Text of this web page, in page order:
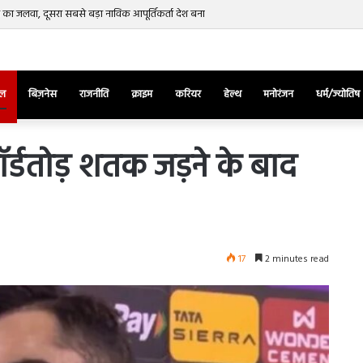
का जलवा, दूसरा सबसे बड़ा नाविक आपूर्तिकर्ता देश बना
बिज़नेस राजनीति क्राइम करियर हेल्थ मनोरंजन धर्म/ज्योतिष
शतक जड़ने के बाद
17 2 minutes read
की भिड़ंत,
दिलैक का
खिलाफ
सड़क
पर
पिकाचू,
March 28, 2025
तुर्किए में राष्ट्रपति एर्दोगान के खिलाफ सड़क
पर उतरा पिकाचू, भागते हुए आया नजर, देंखे
वीडियो…